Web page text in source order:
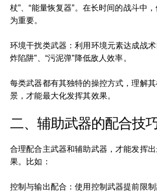
杖”、“能量恢复器”。在长时间的战斗中
为重要。
环境干扰类武器：利用环境元素达成战术
炸陷阱”、“污泥弹”降低敌人效率。
每类武器都有其独特的操控方式，理解
景，才能最大化发挥其效果。
二、辅助武器的配合技
合理配合主武器和辅助武器，才能发挥
果。比如：
控制与输出配合：使用控制武器提前限